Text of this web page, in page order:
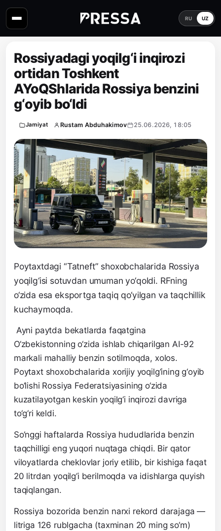
RU UZ
Rossiyadagi yoqilg‘i inqirozi
ortidan Toshkent
AYoQShlarida Rossiya benzini
g‘oyib bo‘ldi
Jamiyat Rustam Abduhakimov 25.06.2026, 18:05
Poytaxtdagi “Tatneft” shoxobchalarida Rossiya
yoqilg‘isi sotuvdan umuman yo‘qoldi. RFning
o‘zida esa eksportga taqiq qo‘yilgan va taqchillik
kuchaymoqda.
Ayni paytda bekatlarda faqatgina
O‘zbekistonning o‘zida ishlab chiqarilgan AI-92
markali mahalliy benzin sotilmoqda, xolos.
Poytaxt shoxobchalarida xorijiy yoqilg‘ining g‘oyib
bo‘lishi Rossiya Federatsiyasining o‘zida
kuzatilayotgan keskin yoqilg‘i inqirozi davriga
to‘g‘ri keldi.
So‘nggi haftalarda Rossiya hududlarida benzin
taqchilligi eng yuqori nuqtaga chiqdi. Bir qator
viloyatlarda cheklovlar joriy etilib, bir kishiga faqat
20 litrdan yoqilg‘i berilmoqda va idishlarga quyish
taqiqlangan.
Rossiya bozorida benzin narxi rekord darajaga —
litriga 126 rublgacha (taxminan 20 ming so‘m)